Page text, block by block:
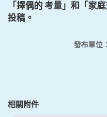
「擇偶的 考量」和「家
投稿。
發布單位：
相關附件